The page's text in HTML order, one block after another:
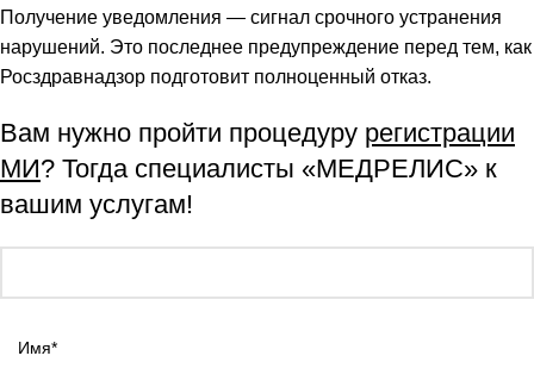
Получение уведомления — сигнал срочного устранения
нарушений. Это последнее предупреждение перед тем, как
Росздравнадзор подготовит полноценный отказ.
Вам нужно пройти процедуру регистрации
МИ? Тогда специалисты «МЕДРЕЛИС» к
вашим услугам!